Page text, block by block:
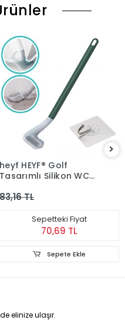
heyf HEYF® Golf
Tasarımlı Silikon WC
Fırçası Kanca Hediyeli
83,16 TL
Sepetteki Fiyat
70,69 TL
Sepete Ekle
elinize ulaşır.